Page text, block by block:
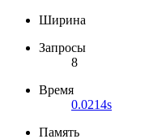
Ширина
Запросы
8
Время
0.0214s
Память